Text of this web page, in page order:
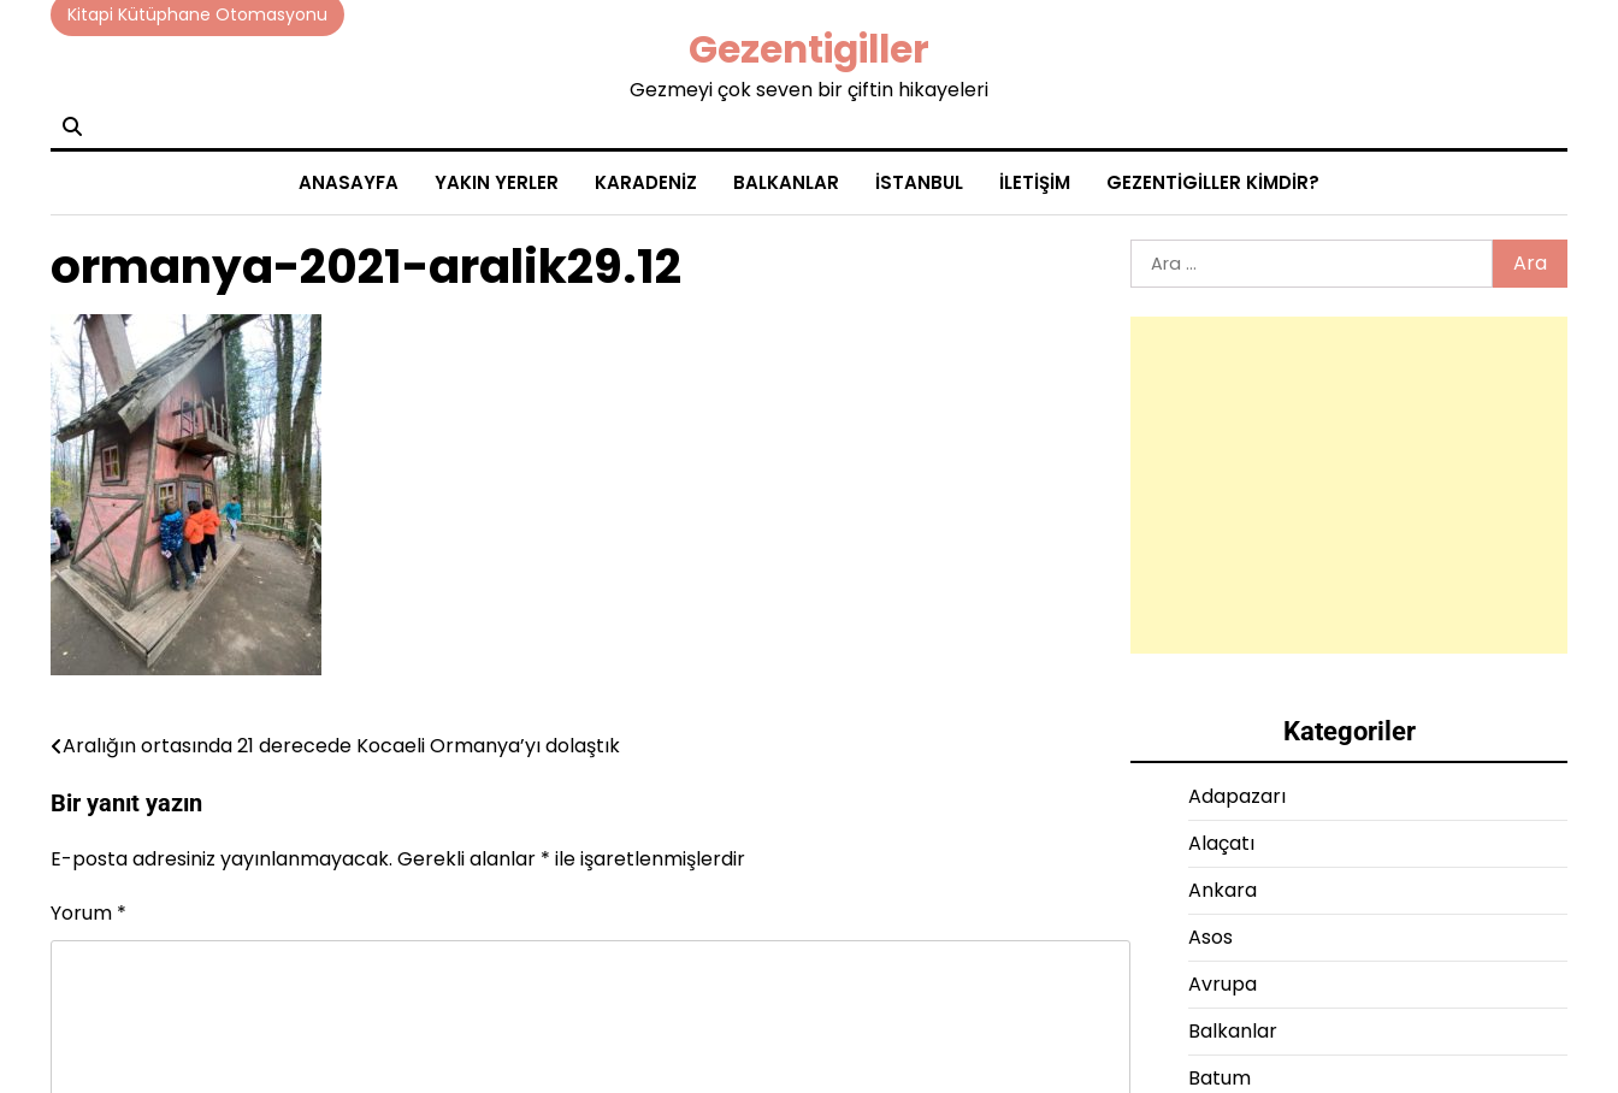
Kitapi Kütüphane Otomasyonu
Gezentigiller
Gezmeyi çok seven bir çiftin hikayeleri
ANASAYFA YAKIN YERLER KARADENIZ BALKANLAR İSTANBUL İLETIŞIM GEZENTIGILLER KIMDIR?
ormanya-2021-aralik29.12
Yazı
gezinmesi
Aralığın ortasında 21 derecede Kocaeli Ormanya’yı dolaştık
Bir yanıt yazın
E-posta adresiniz yayınlanmayacak. Gerekli alanlar * ile işaretlenmişlerdir
Yorum *
Arama:
Kategoriler
Adapazarı
Alaçatı
Ankara
Asos
Avrupa
Balkanlar
Batum